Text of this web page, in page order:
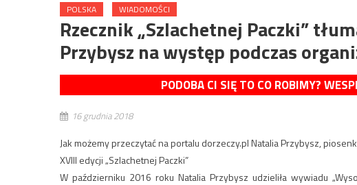
POLSKA WIADOMOŚCI
Rzecznik „Szlachetnej Paczki”
Przybysz na występ podczas
PODOBA CI SIĘ TO CO ROBIMY?
16 grudnia 2018
Jak możemy przeczytać na portalu dorzeczy.pl Natalia Przybysz,
XVIII edycji „Szlachetnej Paczki”
W październiku 2016 roku Natalia Przybysz udzieliła wywiadu